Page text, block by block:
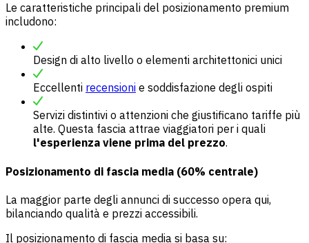
Le caratteristiche principali del posizionamento premium
includono:
Design di alto livello o elementi architettonici unici
Eccellenti recensioni e soddisfazione degli ospiti
Servizi distintivi o attenzioni che giustificano tariffe più
alte. Questa fascia attrae viaggiatori per i quali
l'esperienza viene prima del prezzo.
Posizionamento di fascia media (60% centrale)
La maggior parte degli annunci di successo opera qui,
bilanciando qualità e prezzi accessibili.
Il posizionamento di fascia media si basa su: